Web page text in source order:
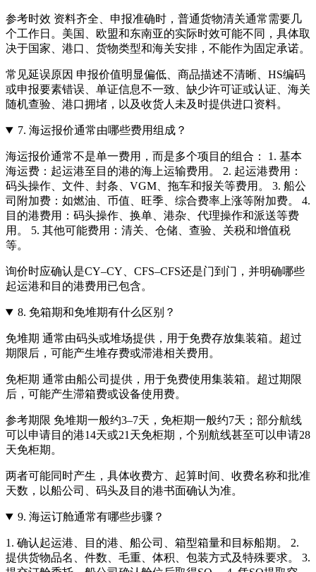
参考时效 资料齐全、申报准确时，普通货物清关通常需要几
个工作日。美国、欧盟和东南亚的实际时效可能不同，具体取
决于国家、港口、货物类型和海关安排，不能作为固定承诺。
常见延误原因 申报价值明显偏低、商品描述不清晰、HS编码
或申报要素错误、单证信息不一致、缺少许可证或认证、海关
随机查验、港口拥堵，以及收货人未及时提供进口资料。
7. 海运报价通常由哪些费用组成？
海运报价通常不是单一费用，而是多个项目的组合： 1. 基本
海运费：起运港至目的港的海上运输费用。 2. 起运港费用：
码头操作、文件、封条、VGM、拖车和报关等费用。 3. 船公
司附加费：如燃油、币值、旺季、综合费率上涨等附加费。 4.
目的港费用：码头操作、换单、港杂、代理操作和派送等费
用。 5. 其他可能费用：清关、仓储、查验、关税和增值税
等。
询价时应确认是CY–CY、CFS–CFS还是门到门，并明确哪些
起运港和目的港费用已包含。
8. 免箱期和免堆期有什么区别？
免堆期 通常由码头或堆场提供，用于免费存放集装箱。超过
期限后，可能产生堆存费或滞港相关费用。
免柜期 通常由船公司提供，用于免费使用集装箱。超过期限
后，可能产生滞箱费或设备使用费。
参考期限 免堆期一般约3–7天，免柜期一般约7天；部分航线
可以申请目的港14天或21天免柜期，个别航线甚至可以申请28
天免柜期。
两者可能同时产生，具体收费方、起算时间、收费名称和批准
天数，以船公司、码头及目的港书面确认为准。
9. 海运订舱通常有哪些步骤？
1. 确认起运港、目的港、船公司、箱型箱量和目标船期。 2.
提供货物品名、件数、毛重、体积、包装方式及特殊要求。 3.